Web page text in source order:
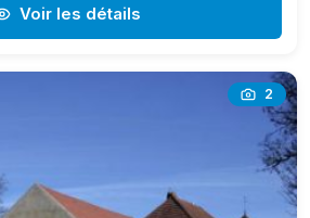
Voir les détails
2